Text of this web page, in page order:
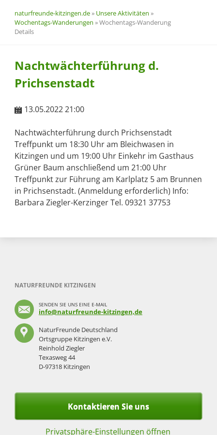
naturfreunde-kitzingen.de» Unsere Aktivitäten »
Wochentags-Wanderungen »Wochentags-Wanderung
Details
Nachtwächterführung d.
Prichsenstadt
13.05.2022 21:00
Nachtwächterführung durch Prichsenstadt
Treffpunkt um 18:30 Uhr am Bleichwasen in
Kitzingen und um 19:00 Uhr Einkehr im Gasthaus
Grüner Baum anschließend um 21:00 Uhr
Treffpunkt zur Führung am Karlplatz 5 am Brunnen
in Prichsenstadt. (Anmeldung erforderlich) Info:
Barbara Ziegler-Kerzinger Tel. 09321 37753
NATURFREUNDE KITZINGEN
SENDEN SIE UNS EINE E-MAIL
info@naturfreunde-kitzingen,de
NaturFreunde Deutschland
Ortsgruppe Kitzingen e.V.
Reinhold Ziegler
Texasweg 44
D-97318 Kitzingen
Kontaktieren Sie uns
Privatsphäre-Einstellungen öffnen